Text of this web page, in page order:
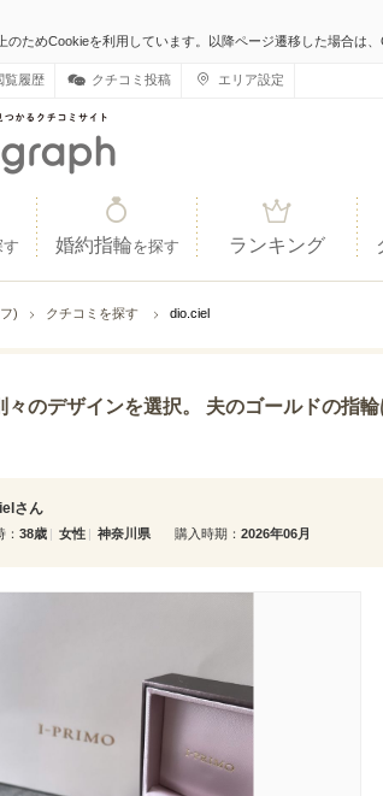
のためCookieを利用しています。以降ページ遷移した場合は
覧履歴 クチコミ投稿 エリア設定
す 婚約指輪を探す ランキング
) クチコミを探す dio.ciel
ザインを選択。 夫のゴールドの指輪は幅が広い物が他のお店でなか
さん
38歳 女性 神奈川県 購入時期 2026年06月